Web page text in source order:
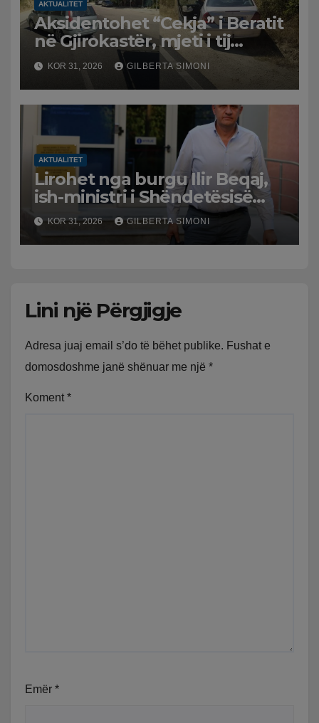
AKTUALITET
Aksidentohet “Cekja” i Beratit
në Gjirokastër, mjeti i tij
përplaset me atë të klerikut
bektashian
KOR 31, 2026 GILBERTA SIMONI
AKTUALITET
Lirohet nga burgu Ilir Beqaj,
ish-ministri i Shëndetësisë
‘kthehet’ në shtëpi, GJKKO i
ndryshon masën e arrestit
KOR 31, 2026 GILBERTA SIMONI
Lini një Përgjigje
Adresa juaj email s’do të bëhet publike. Fushat e
domosdoshme janë shënuar me një *
Koment *
Emër *